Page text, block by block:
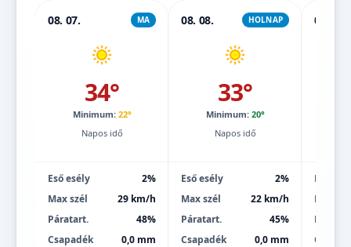
08. 07. MA
34°
Minimum: 22°
Napos idő
Eső esély
2%
Max szél
29 km/h
Páratart.
48%
Csapadék
0,0 mm
08. 08. HOLNAP
33°
Minimum: 20°
Napos idő
Eső esély
2%
Max szél
22 km/h
Páratart.
45%
Csapadék
0,0 mm
08. 09.
Eső
Max